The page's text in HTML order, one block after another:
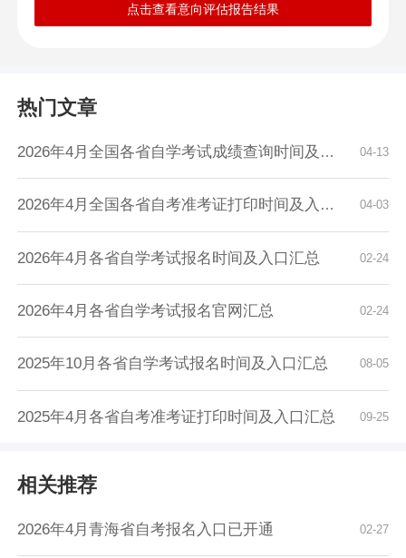
点击查看意向评估报告结果
热门文章
04-13
2026年4月全国各省自学考试成绩查询时间及入口...
04-03
2026年4月全国各省自考准考证打印时间及入口汇...
02-24
2026年4月各省自学考试报名时间及入口汇总
02-24
2026年4月各省自学考试报名官网汇总
08-05
2025年10月各省自学考试报名时间及入口汇总
09-25
2025年4月各省自考准考证打印时间及入口汇总
相关推荐
02-27
2026年4月青海省自考报名入口已开通